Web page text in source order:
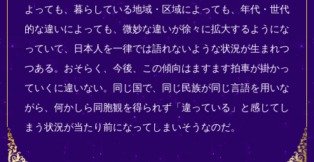
よっても、暮らしている地域・区域によっても、年代・世代
的な違いによっても、微妙な違いが徐々に拡大するようにな
っていて、日本人を一律では語れないような状況が生まれつ
つある。おそらく、今後、この傾向はますます拍車が掛かっ
ていくに違いない。同じ国で、同じ民族が同じ言語を用いな
がら、何かしら同胞観を得られず「違っている」と感じてし
まう状況が当たり前になってしまいそうなのだ。